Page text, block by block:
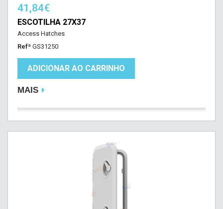
41,84€
ESCOTILHA 27X37
Access Hatches
Refª GS31250
ADICIONAR AO CARRINHO
MAIS